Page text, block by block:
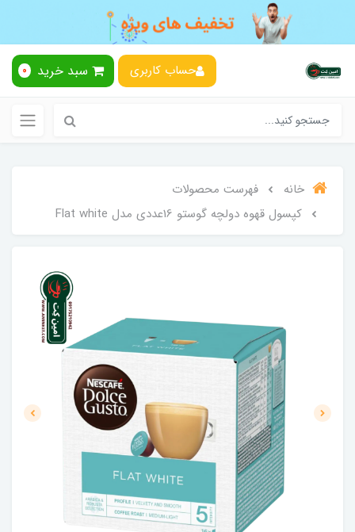
حساب کاربری سبد خرید 0
خانه
فهرست محصولات
کپسول قهوه دولچه گوستو 16عددی مدل Flat white